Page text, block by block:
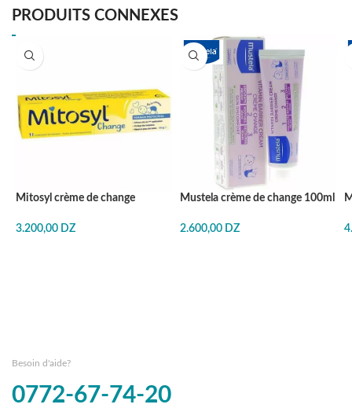
PRODUITS CONNEXES
Mitosyl crème de change
3.200,00 DZ
Mustela crème de change 100ml
2.600,00 DZ
Besoin d'aide?
0772-67-74-20